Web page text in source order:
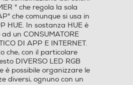
" che regola la sola
che comunque si usa in
HUE. In sostanza HUE è
un CONSUMATORE
DI APP E INTERNET.
che, con il particolare
DIVERSO LED RGB
è possibile organizzare le
diversi, ognuno con un